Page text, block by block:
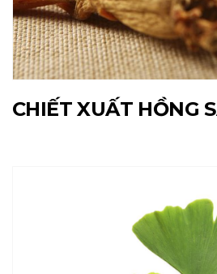
CHIẾT XUẤT HỒNG